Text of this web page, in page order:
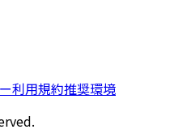
利用規約推奨環境